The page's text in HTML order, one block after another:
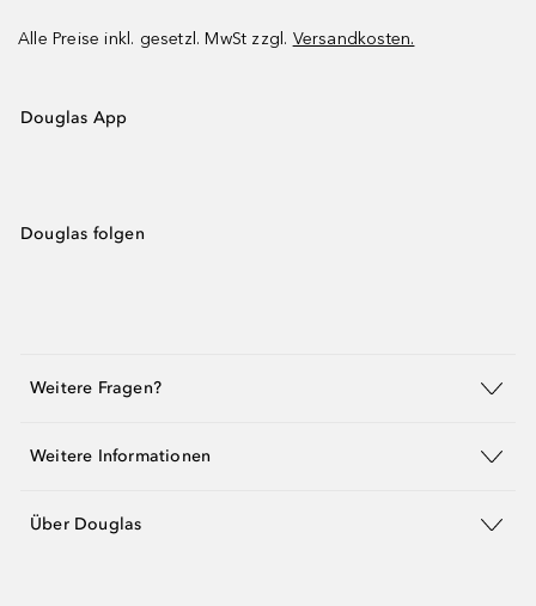
Alle Preise inkl. gesetzl. MwSt zzgl. Versandkosten.
Douglas App
Douglas folgen
Weitere Fragen?
Weitere Informationen
Über Douglas